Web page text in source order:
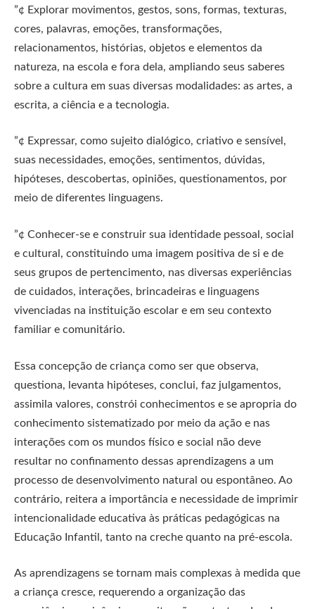
”¢ Explorar movimentos, gestos, sons, formas, texturas,
cores, palavras, emoções, transformações,
relacionamentos, histórias, objetos e elementos da
natureza, na escola e fora dela, ampliando seus saberes
sobre a cultura em suas diversas modalidades: as artes, a
escrita, a ciência e a tecnologia.
”¢ Expressar, como sujeito dialógico, criativo e sensível,
suas necessidades, emoções, sentimentos, dúvidas,
hipóteses, descobertas, opiniões, questionamentos, por
meio de diferentes linguagens.
”¢ Conhecer-se e construir sua identidade pessoal, social
e cultural, constituindo uma imagem positiva de si e de
seus grupos de pertencimento, nas diversas experiências
de cuidados, interações, brincadeiras e linguagens
vivenciadas na instituição escolar e em seu contexto
familiar e comunitário.
Essa concepção de criança como ser que observa,
questiona, levanta hipóteses, conclui, faz julgamentos,
assimila valores, constrói conhecimentos e se apropria do
conhecimento sistematizado por meio da ação e nas
interações com os mundos físico e social não deve
resultar no confinamento dessas aprendizagens a um
processo de desenvolvimento natural ou espontâneo. Ao
contrário, reitera a importância e necessidade de imprimir
intencionalidade educativa às práticas pedagógicas na
Educação Infantil, tanto na creche quanto na pré-escola.
As aprendizagens se tornam mais complexas à medida que
a criança cresce, requerendo a organização das